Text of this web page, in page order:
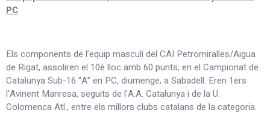
PC
Els components de l’equip masculí del CAI Petromiralles/Aigua
de Rigat, assoliren el 10è lloc amb 60 punts, en el Campionat de
Catalunya Sub-16 “A” en PC, diumenge, a Sabadell. Eren 1ers
l’Avinent Manresa, seguits de l’A.A. Catalunya i de la U.
Colomenca Atl., entre els millors clubs catalans de la categoria.